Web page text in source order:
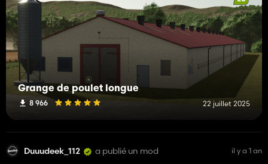
Grange de poulet longue
8 966 22 juillet 2025
Duuudeek_112 a publié un mod il y a 1 an